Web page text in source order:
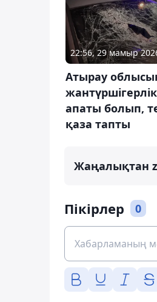
22:56, 29 мамыр
Атырау
апаты болып,
қаза тапты
Жаңалықтан
Пікірлер 0